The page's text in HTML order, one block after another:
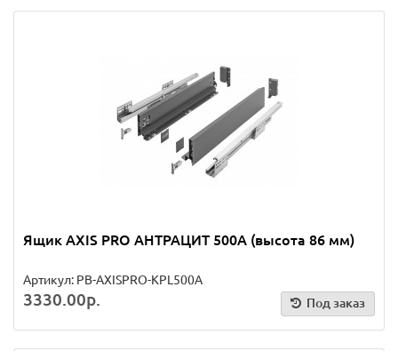
Ящик AXIS PRO АНТРАЦИТ 500A (высота 86 мм)
Артикул: PB-AXISPRO-KPL500A
3330.00р. Под заказ